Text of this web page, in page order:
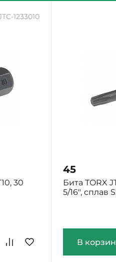
1233010
30
45
Бита TORX
5/16", сплав
В